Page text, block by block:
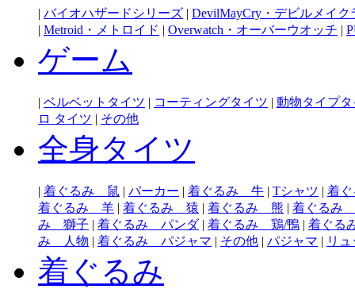
| バイオハザードシリーズ | DevilMayCry・デビルメイク
| Metroid・メトロイド | Overwatch・オーバーウオッチ |
ゲーム
| ベルベットタイツ | コーティングタイツ | 動物タイプ
ロ タイツ | その他
全身タイツ
| 着ぐるみ 鼠 | パーカー | 着ぐるみ 牛 | Tシャツ | 着
着ぐるみ 羊 | 着ぐるみ 猿 | 着ぐるみ 熊 | 着ぐるみ
み 獅子 | 着ぐるみ パンダ | 着ぐるみ 鶏/鴨 | 着ぐる
み 人物 | 着ぐるみ パジャマ | その他 | パジャマ | リ
着ぐるみ